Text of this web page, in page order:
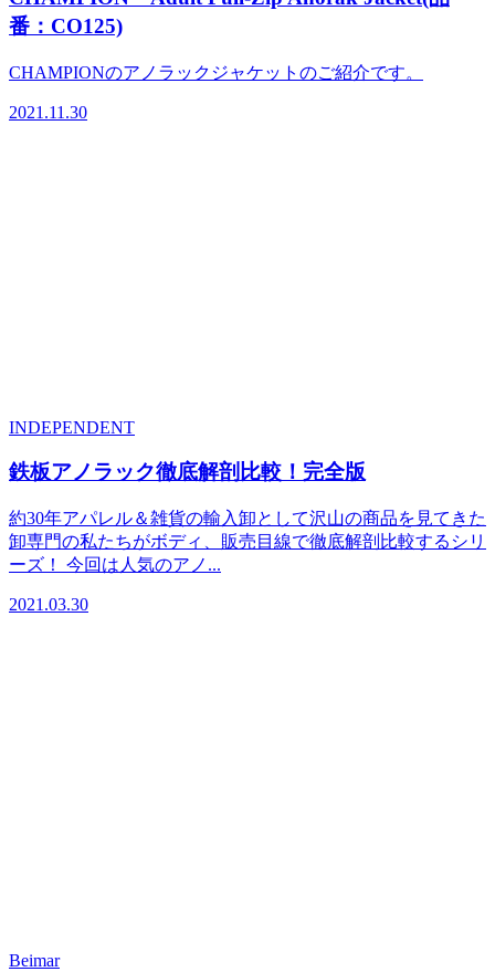
番：CO125)
CHAMPIONのアノラックジャケットのご紹介です。
2021.11.30
INDEPENDENT
鉄板アノラック徹底解剖比較！完全版
約30年アパレル＆雑貨の輸入卸として沢山の商品を見てきた
卸専門の私たちがボディ、販売目線で徹底解剖比較するシリ
ーズ！ 今回は人気のアノ...
2021.03.30
Beimar